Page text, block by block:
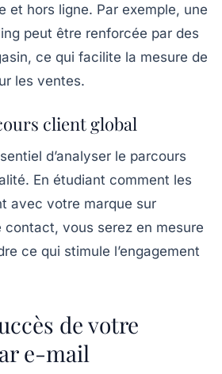
et hors ligne. Par exemple, une
peut être renforcée par des
ce qui facilite la mesure de
les ventes.
client global
d’analyser le parcours
En étudiant comment les
avec votre marque sur
vous serez en mesure
ce qui stimule l’engagement
de votre
e-mail